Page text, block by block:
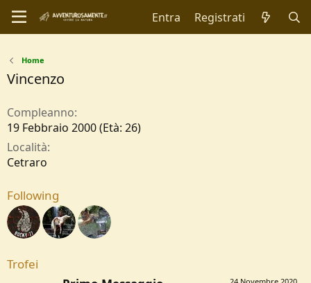
Entra Registrati
Home
Vincenzo
Compleanno
19 Febbraio 2000 (Età: 26)
Località
Cetraro
Following
Trofei